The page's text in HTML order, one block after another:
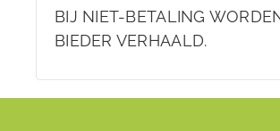
BIJ NIET-BETALING
BIEDER VERHAALD.